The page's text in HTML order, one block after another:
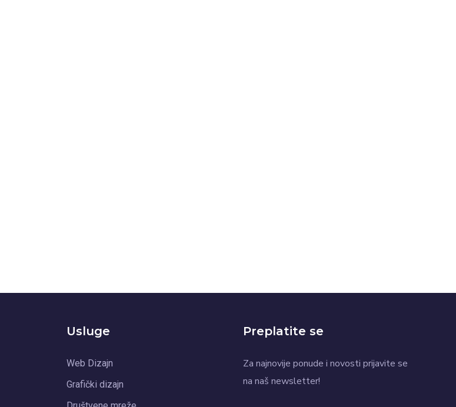
Usluge
Web Dizajn
Grafički dizajn
Preplatite se
Za najnovije ponude i novosti prijavite se
na naš newsletter!